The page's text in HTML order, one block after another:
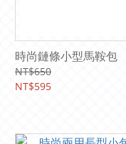
時尚鏈條小型馬鞍包
NT$650
NT$595